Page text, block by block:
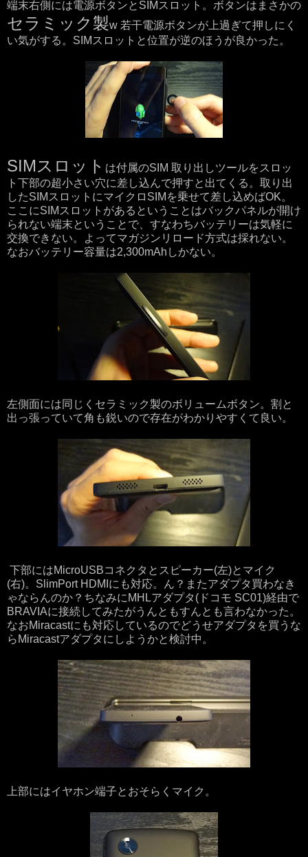
端末右側には電源ボタンとSIMスロット。ボタンはまさかの
セラミック製w 若干電源ボタンが上過ぎて押しにく
い気がする。SIMスロットと位置が逆のほうが良かった。
SIMスロット は付属のSIM 取り出しツールをスロッ
ト下部の超小さい穴に差し込んで押すと出てくる。取り出
したSIMスロットにマイクロSIMを乗せて差し込めばOK。
ここにSIMスロットがあるということはバックパネルが開け
られない端末ということで、すなわちバッテリーは気軽に
交換できない。よってマガジンリロード方式は採れない。
なおバッテリー容量は2,300mAhしかない。
左側面には同じくセラミック製のボリュームボタン。割と
出っ張っていて角も鋭いので存在がわかりやすくて良い。
下部にはMicroUSBコネクタとスピーカー(左)とマイク
(右)。SlimPort HDMIにも対応。ん？またアダプタ買わなき
ゃならんのか？ちなみにMHLアダプタ(ドコモ SC01)経由で
BRAVIAに接続してみたがうんともすんとも言わなかった。
なおMiracastにも対応しているのでどうせアダプタを買うな
らMiracastアダプタにしようかと検討中。
上部にはイヤホン端子とおそらくマイク。